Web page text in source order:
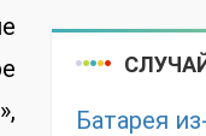
Батарея